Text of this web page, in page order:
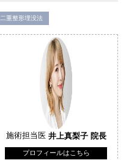
二重整形埋没法
施術担当医 井上真梨子 院長
プロフィールはこちら